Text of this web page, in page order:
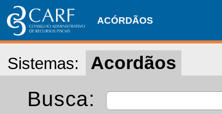
ACÓRDÃOS
Sistemas: Acordãos
Busca: